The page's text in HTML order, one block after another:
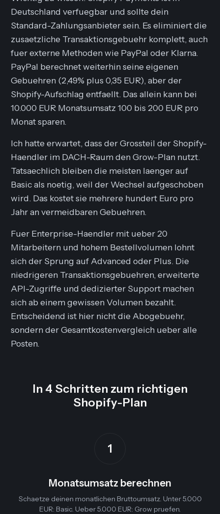
Deutschland verfuegbar und sollte dein
Standard-Zahlungsanbieter sein. Es eliminiert die
zusaetzliche Transaktionsgebuehr komplett, auch
fuer externe Methoden wie PayPal oder Klarna.
PayPal berechnet weiterhin seine eigenen
Gebuehren (2,49% plus 0,35 EUR), aber der
Shopify-Aufschlag entfaellt. Das allein kann bei
10.000 EUR Monatsumsatz 100 bis 200 EUR pro
Monat sparen.
Ich hatte erwartet, dass der Grossteil der Shopify-
Haendler im DACH-Raum den Grow-Plan nutzt.
Tatsaechlich bleiben die meisten laenger auf
Basic als noetig, weil der Wechsel aufgeschoben
wird. Das kostet sie mehrere hundert Euro pro
Jahr an vermeidbaren Gebuehren.
Fuer Enterprise-Haendler mit ueber 20
Mitarbeitern und hohem Bestellvolumen lohnt
sich der Sprung auf Advanced oder Plus. Die
niedrigeren Transaktionsgebuehren, erweiterte
API-Zugriffe und dedizierter Support machen
sich ab einem gewissen Volumen bezahlt.
Entscheidend ist hier nicht die Abogebuehr,
sondern der Gesamtkostenvergleich ueber alle
Posten.
In 4 Schritten zum richtigen
Shopify-Plan
1
Monatsumsatz berechnen
Schaetze deinen monatlichen Bruttoumsatz. Unter 5.000
EUR: Basic. Ueber 5.000 EUR: Grow pruefen.